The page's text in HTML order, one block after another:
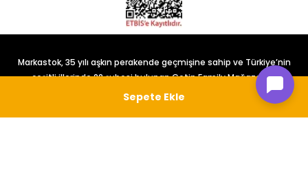
Markastok, 35 yılı aşkın perakende geçmişine sahip ve Türkiye’nin
çeşitli illerinde 22 şubesi bulunan Çetin Family Mağazacılık
tarafından kurulmuştur.